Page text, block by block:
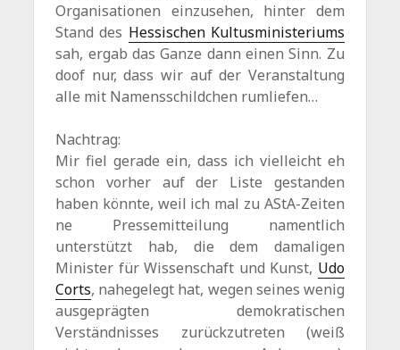
Organisationen einzusehen, hinter dem
Stand des Hessischen Kultusministeriums
sah, ergab das Ganze dann einen Sinn. Zu
doof nur, dass wir auf der Veranstaltung
alle mit Namensschildchen rumliefen…
Nachtrag:
Mir fiel gerade ein, dass ich vielleicht eh
schon vorher auf der Liste gestanden
haben könnte, weil ich mal zu AStA-Zeiten
ne Pressemitteilung namentlich
unterstützt hab, die dem damaligen
Minister für Wissenschaft und Kunst, Udo
Corts, nahegelegt hat, wegen seines wenig
ausgeprägten demokratischen
Verständnisses zurückzutreten (weiß